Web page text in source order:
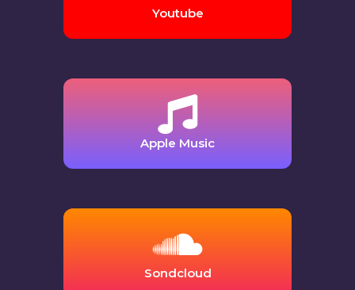
Youtube
Apple Music
Sondcloud